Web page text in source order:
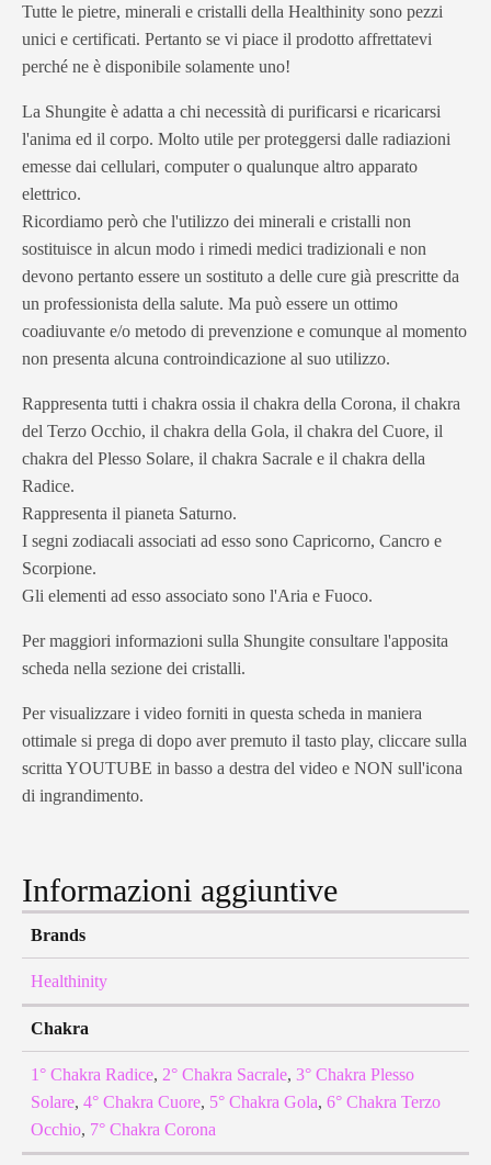
Tutte le pietre, minerali e cristalli della Healthinity sono pezzi
unici e certificati. Pertanto se vi piace il prodotto affrettatevi
perché ne è disponibile solamente uno!
La Shungite è adatta a chi necessità di purificarsi e ricaricarsi
l'anima ed il corpo. Molto utile per proteggersi dalle radiazioni
emesse dai cellulari, computer o qualunque altro apparato
elettrico.
Ricordiamo però che l'utilizzo dei minerali e cristalli non
sostituisce in alcun modo i rimedi medici tradizionali e non
devono pertanto essere un sostituto a delle cure già prescritte da
un professionista della salute. Ma può essere un ottimo
coadiuvante e/o metodo di prevenzione e comunque al momento
non presenta alcuna controindicazione al suo utilizzo.
Rappresenta tutti i chakra ossia il chakra della Corona, il chakra
del Terzo Occhio, il chakra della Gola, il chakra del Cuore, il
chakra del Plesso Solare, il chakra Sacrale e il chakra della
Radice.
Rappresenta il pianeta Saturno.
I segni zodiacali associati ad esso sono Capricorno, Cancro e
Scorpione.
Gli elementi ad esso associato sono l'Aria e Fuoco.
Per maggiori informazioni sulla Shungite consultare l'apposita
scheda nella sezione dei cristalli.
Per visualizzare i video forniti in questa scheda in maniera
ottimale si prega di dopo aver premuto il tasto play, cliccare sulla
scritta YOUTUBE in basso a destra del video e NON sull'icona
di ingrandimento.
Informazioni aggiuntive
Brands
Healthinity
Chakra
1° Chakra Radice, 2° Chakra Sacrale, 3° Chakra Plesso
Solare, 4° Chakra Cuore, 5° Chakra Gola, 6° Chakra Terzo
Occhio, 7° Chakra Corona